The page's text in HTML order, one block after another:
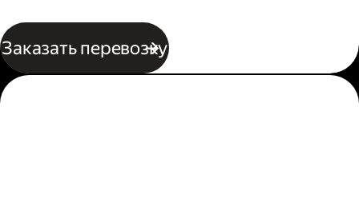
Заказать перевозку